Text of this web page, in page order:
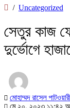
/ Uncategorized
সেতুর কাজ
দুর্ভোগে
মোহাম্মদ রাসেল পাটওয়ারী
মে ২০, ২০২৩ ১১:৪২